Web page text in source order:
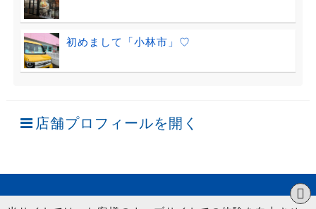
初めまして「小林市」♡
店舗プロフィールを開く